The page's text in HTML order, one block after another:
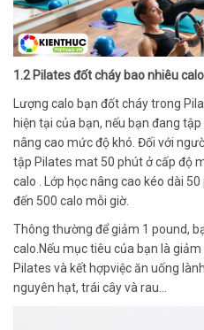
1.2 Pilates đốt cháy bao nhiêu
Lượng calo bạn đốt cháy trong
hiện tại của bạn, nếu bạn đang
nâng cao mức độ khó. Đối với
tập Pilates mat 50 phút ở cấp độ
calo . Lớp học nâng cao kéo dài
đến 500 calo mỗi giờ.
Thông thường để giảm 1 pound,
calo.Nếu mục tiêu của bạn là
Pilates và kết hợpviệc ăn uống
nguyên hạt, trái cây và rau…